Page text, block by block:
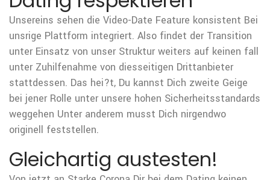
Unsereins sehen die Video-Date Feature konsistent Bei
unsrige Plattform integriert. Also findet der Transition
unter Einsatz von unser Struktur weiters auf keinen fall
unter Zuhilfenahme von diesseitigen Drittanbieter
stattdessen. Das hei?t, Du kannst Dich zweite Geige
bei jener Rolle unter unsere hohen Sicherheitsstandards
weggehen Unter anderem musst Dich nirgendwo
originell feststellen.
Gleichartig austesten!